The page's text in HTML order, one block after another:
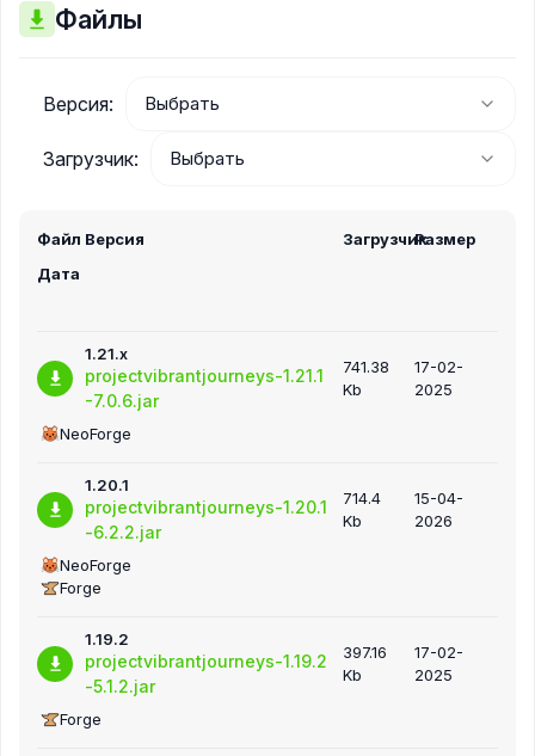
Файлы
Версия:
Загрузчик:
Файл Версия ЗагрузчикРазмер
Дата
1.21.x
projectvibrantjourneys-1.21.1
-7.0.6.jar
NeoForge
741.38
Kb
17-02-
2025
1.20.1
projectvibrantjourneys-1.20.1
-6.2.2.jar
NeoForge
Forge
714.4
Kb
15-04-
2026
1.19.2
projectvibrantjourneys-1.19.2
-5.1.2.jar
Forge
397.16
Kb
17-02-
2025